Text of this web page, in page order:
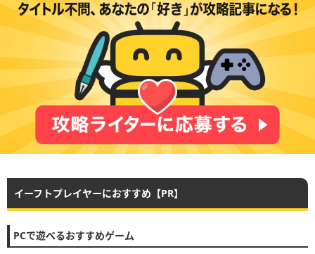
イーフトプレイヤーにおすすめ【PR】
PCで遊べるおすすめゲーム